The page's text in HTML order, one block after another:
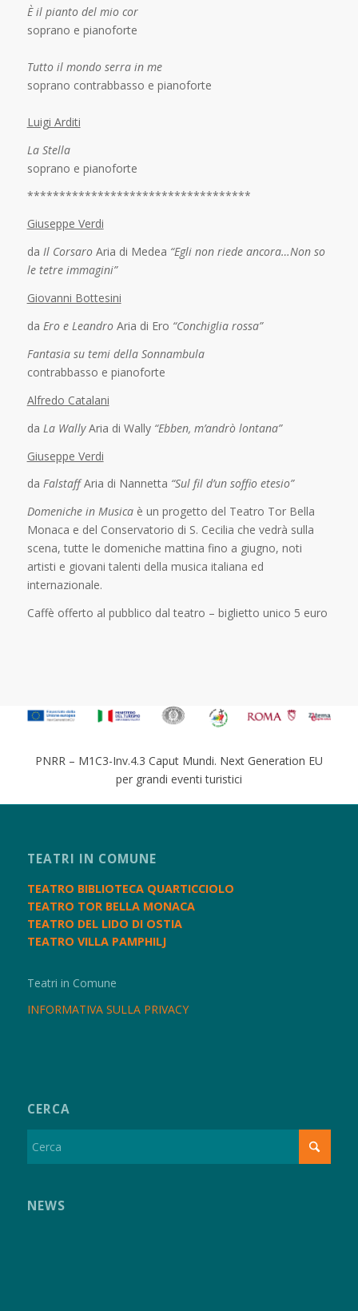
È il pianto del mio cor
soprano e pianoforte
Tutto il mondo serra in me
soprano contrabbasso e pianoforte
Luigi Arditi
La Stella
soprano e pianoforte
***********************************
Giuseppe Verdi
da Il CorsaroAria di Medea “Egli non riede ancora…Non so
le tetre immagini”
Giovanni Bottesini
da Ero e LeandroAria di Ero “Conchiglia rossa”
Fantasia su temi della Sonnambula
contrabbasso e pianoforte
Alfredo Catalani
da La WallyAria di Wally “Ebben, m’andrò lontana”
Giuseppe Verdi
da FalstaffAria di Nannetta “Sul fil d’un soffio etesio”
Domeniche in Musicaè un progetto del Teatro Tor Bella
Monaca e del Conservatorio di S. Cecilia che vedrà sulla
scena, tutte le domeniche mattina fino a giugno, noti
artisti e giovani talenti della musica italiana ed
internazionale.
Caffè offerto al pubblico dal teatro – biglietto unico 5 euro
PNRR – M1C3-Inv.4.3 Caput Mundi. Next Generation EU
per grandi eventi turistici
TEATRI IN COMUNE
TEATRO BIBLIOTECA QUARTICCIOLO
TEATRO TOR BELLA MONACA
TEATRO DEL LIDO DI OSTIA
TEATRO VILLA PAMPHILJ
Teatri in Comune
INFORMATIVA SULLA PRIVACY
CERCA
NEWS